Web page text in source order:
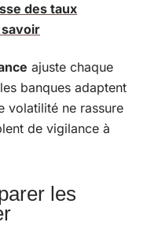
des taux
ajuste chaque
banques adaptent
volatilité ne rassure
de vigilance à
les